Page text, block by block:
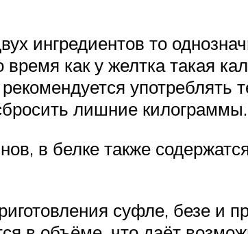
ингредиентов то
время как у желтка такая
употреблять
лишние килограммы.
в белке также
суфле, безе и